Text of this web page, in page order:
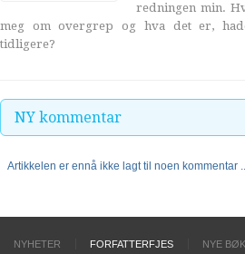
redningen min.
meg om overgrep og hva det er,
tidligere?
NY kommentar
Artikkelen er ennå ikke lagt til noen kommentar
NYHETER FORFATTERFJES NYE